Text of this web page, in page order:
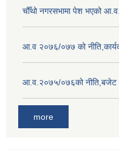
चौँथो नगरसभामा पेश भएको
आ.व २०७६/०७७ को
आ.व.२०७५/०७६को नीति,बजेट
more